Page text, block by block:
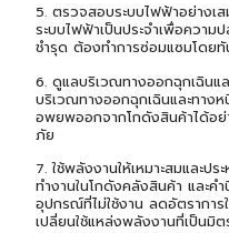
5. ตรวจสอบระบบไฟฟ้าอย่าง
ระบบไฟฟ้าเป็นประจำเพื่อควา
ชำรุด ต้องทำการซ่อมแซมโดยทั
6. ดูแลบริเวณทางออกฉุกเฉินแ
บริเวณทางออกฉุกเฉินและทางห
อพยพออกจากโกดังสินค้าได้อ
ภัย
7. ใช้พลังงานให้เหมาะสมและป
ทำงานในโกดังคลังสินค้า และค
อุปกรณ์ที่ไม่ใช้งาน ลดอัตราการ
เปลี่ยนใช้แหล่งพลังงานที่เป็นมิ